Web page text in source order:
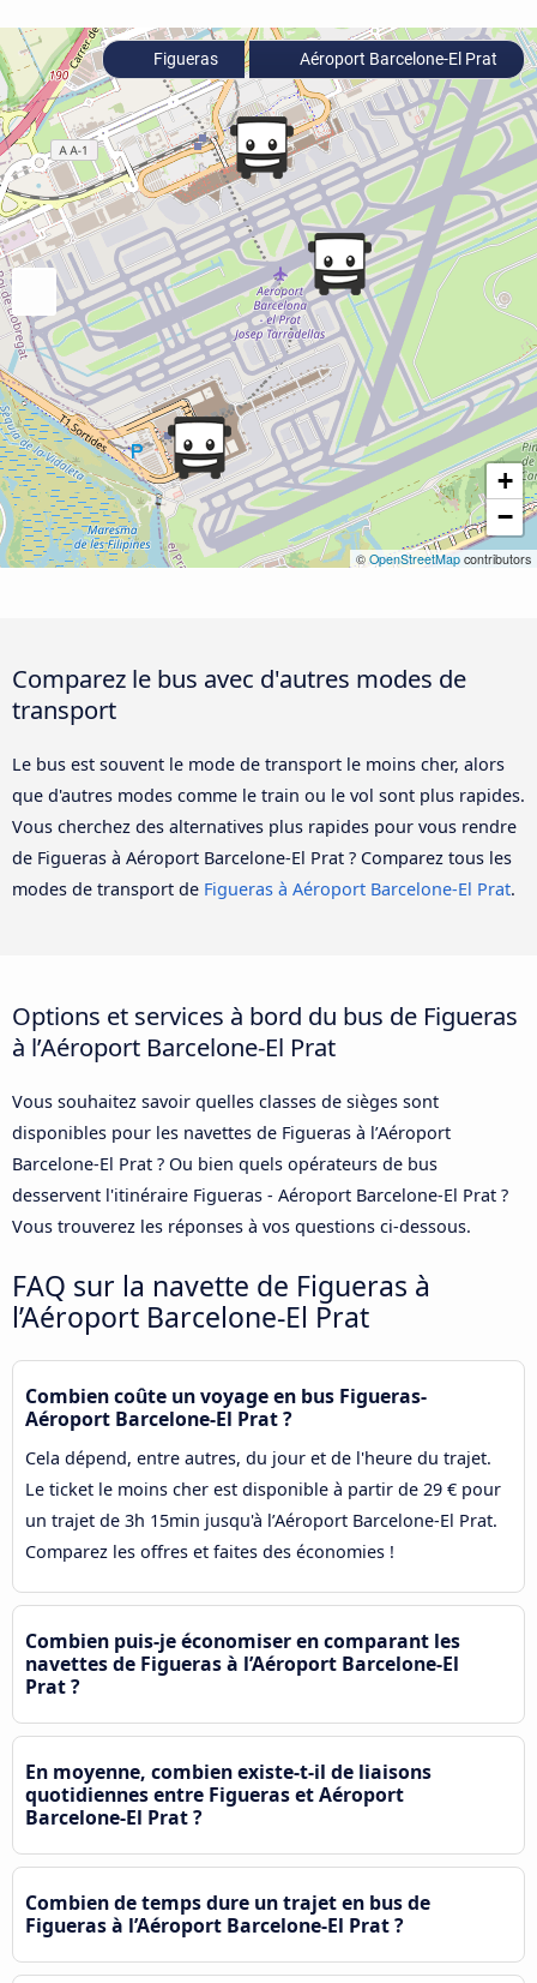
+
−
© OpenStreetMap contributors
Figueras Aéroport Barcelone-El Prat
Comparez le bus avec d'autres modes de
transport
Le bus est souvent le mode de transport le moins cher, alors
que d'autres modes comme le train ou le vol sont plus rapides.
Vous cherchez des alternatives plus rapides pour vous rendre
de Figueras à Aéroport Barcelone-El Prat ? Comparez tous les
modes de transport de Figueras à Aéroport Barcelone-El Prat.
Options et services à bord du bus de Figueras
à l’Aéroport Barcelone-El Prat
Vous souhaitez savoir quelles classes de sièges sont
disponibles pour les navettes de Figueras à l’Aéroport
Barcelone-El Prat ? Ou bien quels opérateurs de bus
desservent l'itinéraire Figueras - Aéroport Barcelone-El Prat ?
Vous trouverez les réponses à vos questions ci-dessous.
FAQ sur la navette de Figueras à
l’Aéroport Barcelone-El Prat
Combien coûte un voyage en bus Figueras-
Aéroport Barcelone-El Prat ?
Cela dépend, entre autres, du jour et de l'heure du trajet.
Le ticket le moins cher est disponible à partir de 29 € pour
un trajet de 3h 15min jusqu'à l’Aéroport Barcelone-El Prat.
Comparez les offres et faites des économies !
Combien puis-je économiser en comparant les
navettes de Figueras à l’Aéroport Barcelone-El
Prat ?
En moyenne, combien existe-t-il de liaisons
quotidiennes entre Figueras et Aéroport
Barcelone-El Prat ?
Combien de temps dure un trajet en bus de
Figueras à l’Aéroport Barcelone-El Prat ?